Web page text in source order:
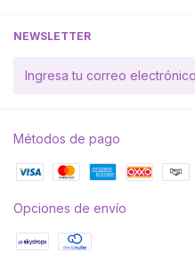
NEWSLETTER
Métodos de pago
Opciones de envío